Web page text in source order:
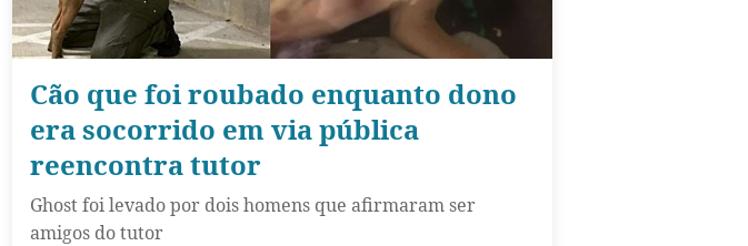
Cão que foi roubado enquanto dono
era socorrido em via pública
reencontra tutor
Ghost foi levado por dois homens que afirmaram ser
amigos do tutor